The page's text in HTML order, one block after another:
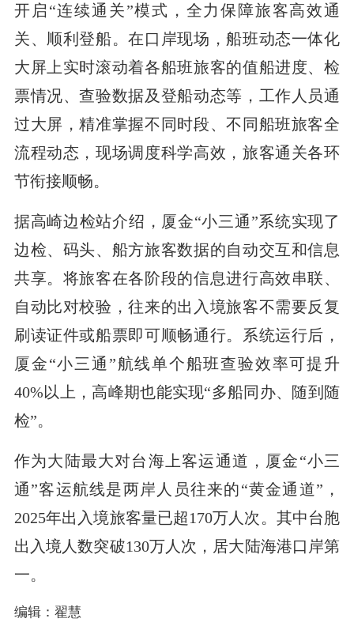
开启“连续通关”模式，全力保障旅客高效通
关、顺利登船。在口岸现场，船班动态一体化
大屏上实时滚动着各船班旅客的值船进度、检
票情况、查验数据及登船动态等，工作人员通
过大屏，精准掌握不同时段、不同船班旅客全
流程动态，现场调度科学高效，旅客通关各环
节衔接顺畅。
据高崎边检站介绍，厦金“小三通”系统实现了
边检、码头、船方旅客数据的自动交互和信息
共享。将旅客在各阶段的信息进行高效串联、
自动比对校验，往来的出入境旅客不需要反复
刷读证件或船票即可顺畅通行。系统运行后，
厦金“小三通”航线单个船班查验效率可提升
40%以上，高峰期也能实现“多船同办、随到随
检”。
作为大陆最大对台海上客运通道，厦金“小三
通”客运航线是两岸人员往来的“黄金通道”，
2025年出入境旅客量已超170万人次。其中台胞
出入境人数突破130万人次，居大陆海港口岸第
一。
编辑：翟慧